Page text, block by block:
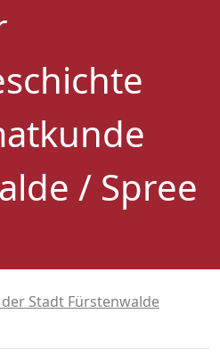
/ Spree
Stadt Fürstenwalde